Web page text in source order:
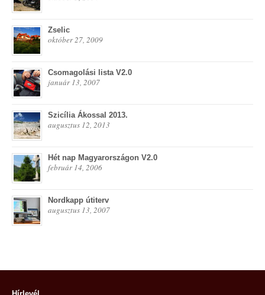
Zselic
október 27, 2009
Csomagolási lista V2.0
január 13, 2007
Szicília Ákossal 2013.
augusztus 12, 2013
Hét nap Magyarországon V2.0
február 14, 2006
Nordkapp útiterv
augusztus 13, 2007